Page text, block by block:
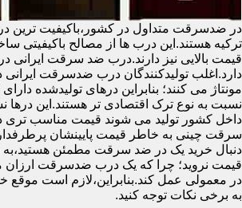
در ضدسرقت متداول در کشور،باکیفیت ترین
ترکیه هستند.این درب ها از مصالح باکیفیتی
قیمت بالایی نیز دارند.درب ضد سرقت ایرانی
دارد.اغلب تولیدکنندگان درب ضدسرقت ایرانی
مونتاژ می کنند؛ بنابراین درهای تولیدشده
نسبت به نوع ترک اقتصادی تر هستند.این
داخل کشور تولید می شوند قیمت مناسب تری
سرقت چینی به خاطر قیمت پایینشان پرطرفدار
دنبال خرید یک در ضد سرقت مطمئن هستید،به
قیمت نروید؛ چرا که یک درب ضدسرقت
در معمولی عمل کند.بنابراین،لازم است
به برخی نکات توجه کنید.